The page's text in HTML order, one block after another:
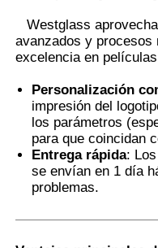
Solicitar una
Película de la
Película PDLC
Tinte Nano Cerámico
Westglass
avanzados y procesos
excelencia en
Personalización
impresión del
los parámetros
para que coincidan
Entrega rápida:
se envían en 1 día
problemas.